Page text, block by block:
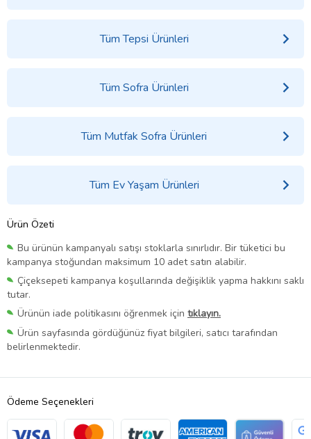
Tüm Tepsi Ürünleri
Tüm Sofra Ürünleri
Tüm Mutfak Sofra Ürünleri
Tüm Ev Yaşam Ürünleri
Ürün Özeti
Bu ürünün kampanyalı satışı stoklarla sınırlıdır. Bir tüketici bu
kampanya stoğundan maksimum 10 adet satın alabilir.
Çiçeksepeti kampanya koşullarında değişiklik yapma hakkını saklı
tutar.
Ürünün iade politikasını öğrenmek için tıklayın.
Ürün sayfasında gördüğünüz fiyat bilgileri, satıcı tarafından
belirlenmektedir.
Ödeme Seçenekleri